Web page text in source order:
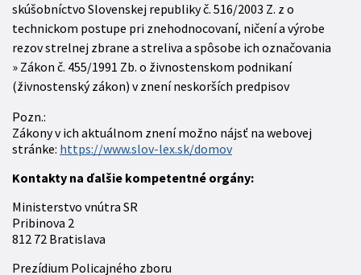
skúšobníctvo Slovenskej republiky č. 516/2003 Z. z o
technickom postupe pri znehodnocovaní, ničení a výrobe
rezov strelnej zbrane a streliva a spôsobe ich označovania
Zákon č. 455/1991 Zb. o živnostenskom podnikaní
(živnostenský zákon) v znení neskorších predpisov
Pozn.:
Zákony v ich aktuálnom znení možno nájsť na webovej
stránke: https://www.slov-lex.sk/domov
Kontakty na ďalšie kompetentné orgány:
Ministerstvo vnútra SR
Pribinova 2
812 72 Bratislava
Prezídium Policajného zboru